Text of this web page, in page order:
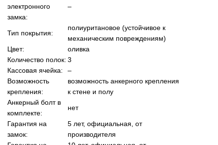
электронного
замка:
–
Тип покрытия:
полиуритановое (устойчивое к
механическим повреждениям)
Цвет:
оливка
Количество полок: 3
Кассовая ячейка:
–
Возможность
крепления:
возможность анкерного крепления
к стене и полу
Анкерный болт в
комплекте:
нет
Гарантия на
замок:
5 лет, официальная, от
производителя